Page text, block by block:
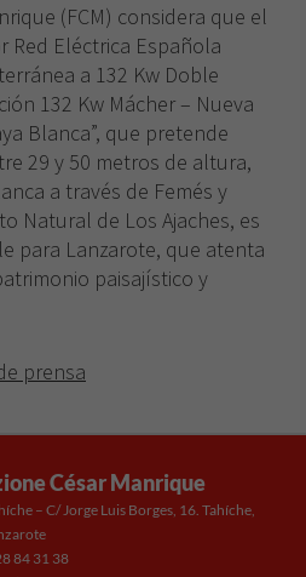
(FCM) considera que el
Eléctrica Española
a 132 Kw Doble
132 Kw Mácher – Nueva
Blanca”, que pretende
29 y 50 metros de altura,
a través de Femés y
Natural de Los Ajaches, es
para Lanzarote, que atenta
paisajístico y
prensa
César Manrique
– C/ Jorge Luis Borges, 16. Tahíche,
84 31 38